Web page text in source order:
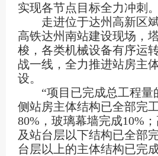
实现各节点目标全力冲刺。
走进位于达州高新区
高铁达州南站建设现场，
梭，各类机械设备有序运
战一线，全力推进站房主
设。
“项目已完成总工程量
侧站房主体结构已全部完
80%，玻璃幕墙完成10%
及站台层以下结构已全部
台层以上的主体结构已完